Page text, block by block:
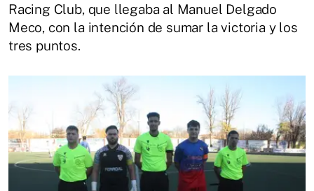
Racing Club, que llegaba al Manuel Delgado
Meco, con la intención de sumar la victoria y los
tres puntos.